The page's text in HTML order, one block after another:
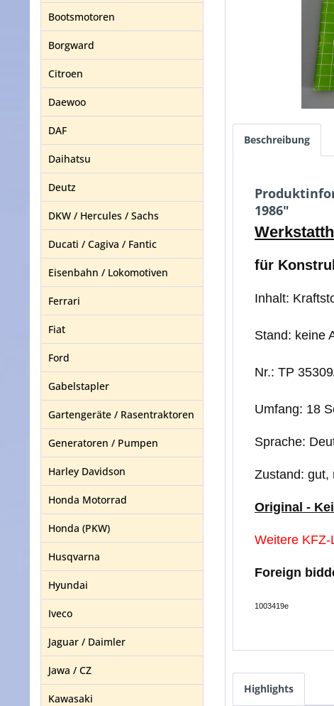
Bootsmotoren
Borgward
Citroen
Daewoo
DAF
Daihatsu
Deutz
DKW / Hercules / Sachs
Ducati / Cagiva / Fantic
Eisenbahn / Lokomotiven
Ferrari
Fiat
Ford
Gabelstapler
Gartengeräte / Rasentraktoren
Generatoren / Pumpen
Harley Davidson
Honda Motorrad
Honda (PKW)
Husqvarna
Hyundai
Iveco
Jaguar / Daimler
Jawa / CZ
Kawasaki
Beschreibung
1986"
für
Inhalt:
Stand: keine
Nr.: TP
Umfang: 18
Sprache:
Zustand: gut,
Original -
Weitere KFZ-
Foreign
1003419e
Highlights